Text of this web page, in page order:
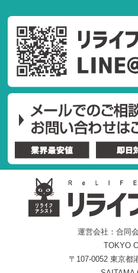
運営会社：合同
TOKYO
〒107-0052 東京都